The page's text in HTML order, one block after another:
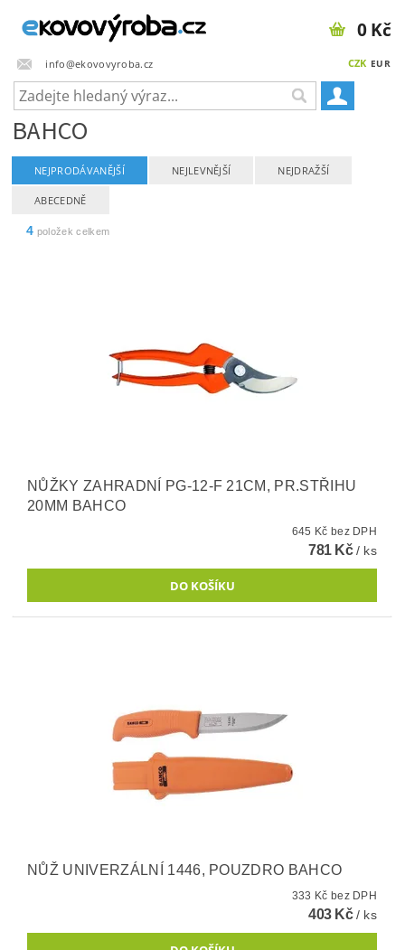
info@ekovovyroba.cz CZK EUR
0 Kč
BAHCO
NEJPRODÁVANĚJŠÍ NEJLEVNĚJŠÍ NEJDRAŽŠÍ
ABECEDNĚ
4 položek celkem
NŮŽKY ZAHRADNÍ PG-12-F 21CM, PR.STŘIHU
20MM BAHCO
645 Kč bez DPH
781 Kč/ ks
NŮŽ UNIVERZÁLNÍ 1446, POUZDRO BAHCO
333 Kč bez DPH
403 Kč/ ks